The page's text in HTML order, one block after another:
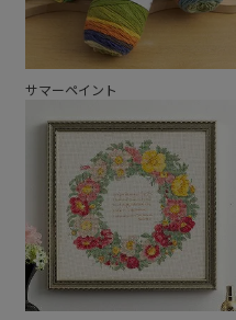
サマーペイント